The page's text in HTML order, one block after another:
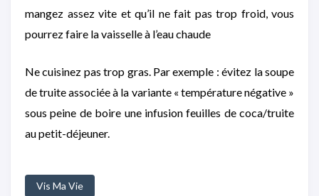
mangez assez vite et qu’il ne fait pas trop froid, vous
pourrez faire la vaisselle à l’eau chaude
Ne cuisinez pas trop gras. Par exemple : évitez la soupe
de truite associée à la variante « température négative »
sous peine de boire une infusion feuilles de coca/truite
au petit-déjeuner.
Vis Ma Vie